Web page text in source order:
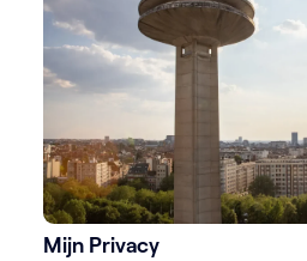
Mijn Privacy